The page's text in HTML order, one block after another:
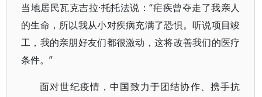
当地居民瓦克吉拉·托托法说：“疟疾曾夺走了我亲人
的生命，所以我从小对疾病充满了恐惧。听说项目竣
工，我的亲朋好友们都很激动，这将改善我们的医疗
条件。”
面对世纪疫情，中国致力于团结协作、携手抗